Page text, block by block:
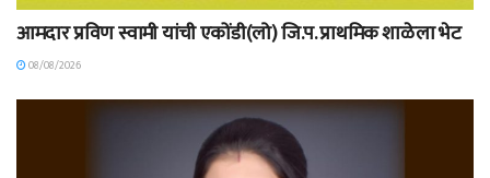
आमदार प्रविण स्वामी यांची एकोंडी(लो) जि.प. प्राथमिक शाळेला भेट
08/08/2026